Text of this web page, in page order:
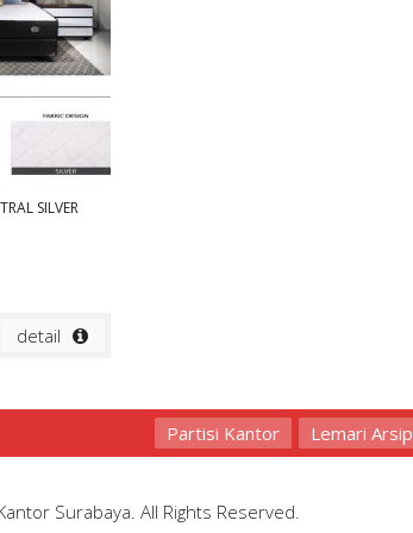
SILVER
detail
Lemari Arsip
Partisi Kantor
Surabaya. All Rights Reserved.